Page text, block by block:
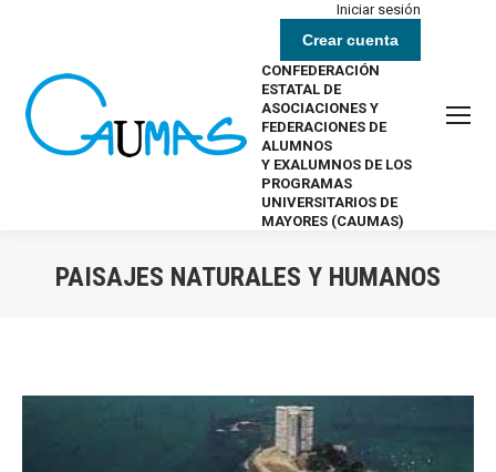
Iniciar sesión
Crear cuenta
CONFEDERACIÓN
ESTATAL DE
ASOCIACIONES Y
FEDERACIONES DE
ALUMNOS
Y EXALUMNOS DE LOS
PROGRAMAS
UNIVERSITARIOS DE
MAYORES (CAUMAS)
PAISAJES NATURALES Y HUMANOS